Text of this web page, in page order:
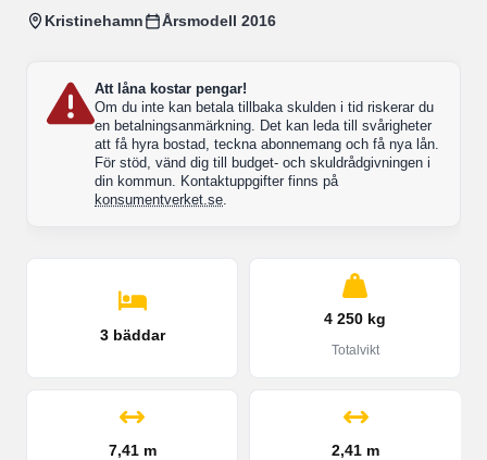
Kristinehamn Årsmodell 2016
Att låna kostar pengar!
Om du inte kan betala tillbaka skulden i tid riskerar du
en betalningsanmärkning. Det kan leda till svårigheter
att få hyra bostad, teckna abonnemang och få nya lån.
För stöd, vänd dig till budget- och skuldrådgivningen i
din kommun. Kontaktuppgifter finns på
konsumentverket.se.
3 bäddar
4 250 kg
Totalvikt
7,41 m 2,41 m